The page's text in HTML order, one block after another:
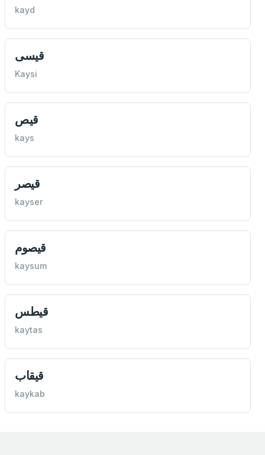
kayd
قيسی
Kaysi
قيص
kays
قیصر
kayser
قيصوم
kaysum
قيطس
kaytas
قيقاب
kaykab